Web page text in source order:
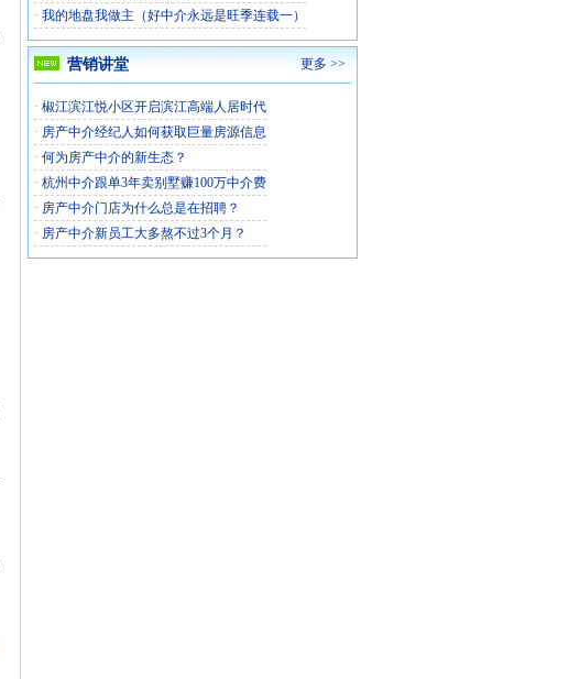
· 我的地盘我做主（好中介永远是旺季连载一）
营销讲堂 更多 >>
· 椒江滨江悦小区开启滨江高端人居时代
· 房产中介经纪人如何获取巨量房源信息
· 何为房产中介的新生态？
· 杭州中介跟单3年卖别墅赚100万中介费
· 房产中介门店为什么总是在招聘？
· 房产中介新员工大多熬不过3个月？